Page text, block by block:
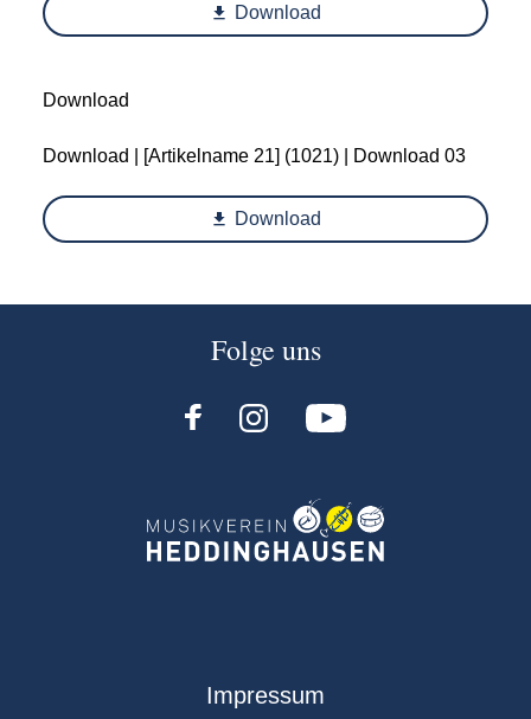
Download
Download
Download | [Artikelname 21] (1021) | Download 03
Download
Folge uns
Navigation
Impressum